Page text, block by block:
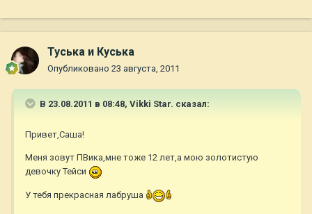
Туська и Куська
Опубликовано 23 августа, 2011
В 23.08.2011 в 08:48, Vikki Star. сказал:
Привет,Саша!
Меня зовут ПВика,мне тоже 12 лет,а мою золотистую
девочку Тейси
У тебя прекрасная лабруша